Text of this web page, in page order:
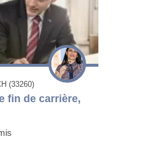
(33260)
fin de carrière,